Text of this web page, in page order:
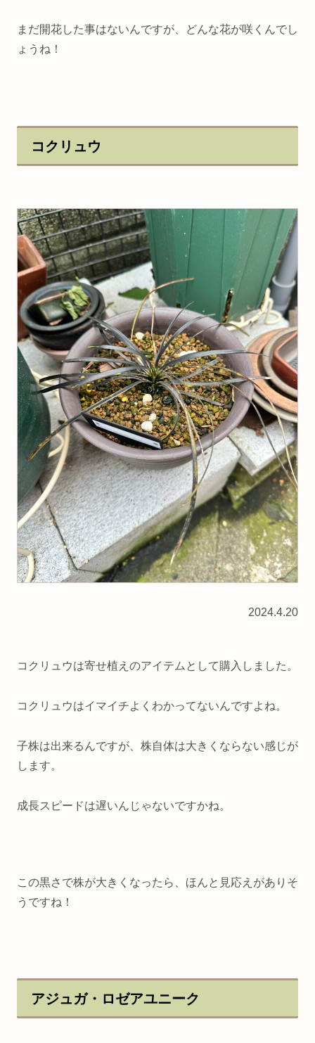
まだ開花した事はないんですが、どんな花が咲くんでし
ょうね！
コクリュウ
2024.4.20
コクリュウは寄せ植えのアイテムとして購入しました。
コクリュウはイマイチよくわかってないんですよね。
子株は出来るんですが、株自体は大きくならない感じが
します。
成長スピードは遅いんじゃないですかね。
この黒さで株が大きくなったら、ほんと見応えがありそ
うですね！
アジュガ・ロゼアユニーク